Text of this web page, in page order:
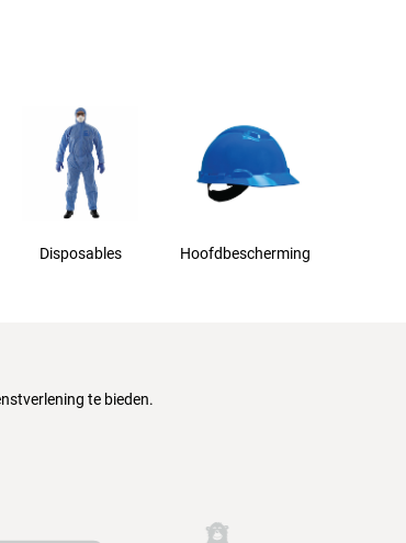
Disposables Hoofdbescherming
te bieden.